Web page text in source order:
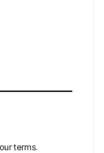
terms.